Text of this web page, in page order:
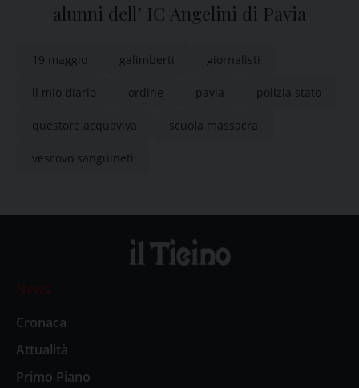
alunni dell’ IC Angelini di Pavia
19 maggio galimberti giornalisti
il mio diario ordine pavia polizia stato
questore acquaviva scuola massacra
vescovo sanguineti
News
Cronaca
Attualità
Primo Piano